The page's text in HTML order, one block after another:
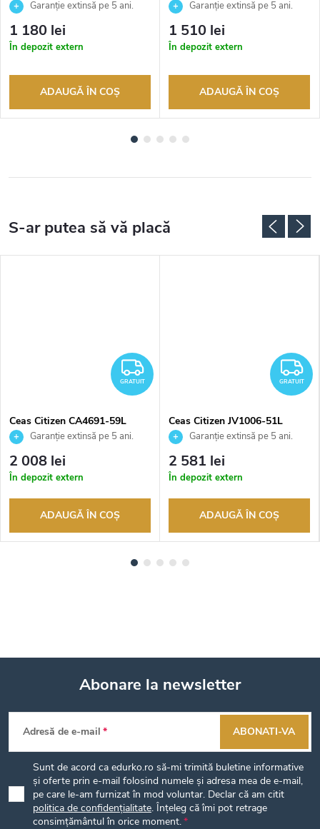
Garanție extinsă pe 5 ani.
Până la 100 de zile pentru
returnarea bunurilor. Vânzător
autorizat
1 180 lei
În depozit extern
ADAUGĂ ÎN COŞ
Garanție extinsă pe 5 ani.
Până la 100 de zile pentru
returnarea bunurilor. Vânzător
autorizat
1 510 lei
În depozit extern
ADAUGĂ ÎN COŞ
GRATUIT
GRATUIT
Ceas Citizen CA4691-59L
Garanție extinsă pe 5 ani.
Până la 100 de zile pentru
returnarea bunurilor. Vânzător
autorizat
2 008 lei
În depozit extern
ADAUGĂ ÎN COŞ
GRATUIT
Ceas Citizen JV1006-51L
Garanție extinsă pe 5 ani.
Până la 100 de zile pentru
returnarea bunurilor. Vânzător
autorizat
2 581 lei
În depozit extern
ADAUGĂ ÎN COŞ
S
u
b
Abonare la newsletter
Adresă de e-mail
Sunt de acord ca edurko.ro să-mi trimită buletine informative
și oferte prin e-mail folosind numele și adresa mea de e-mail,
pe care le-am furnizat în mod voluntar. Declar că am citit
politica de confidențialitate. Înțeleg că îmi pot retrage
consimțământul în orice moment.
ABONATI-VA